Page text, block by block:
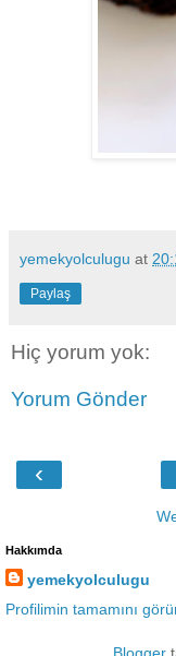
yemekyolculugu at
Paylaş
Hiç yorum yok:
Yorum Gönder
‹
Hakkımda
yemekyolculugu
Profilimin tamamını